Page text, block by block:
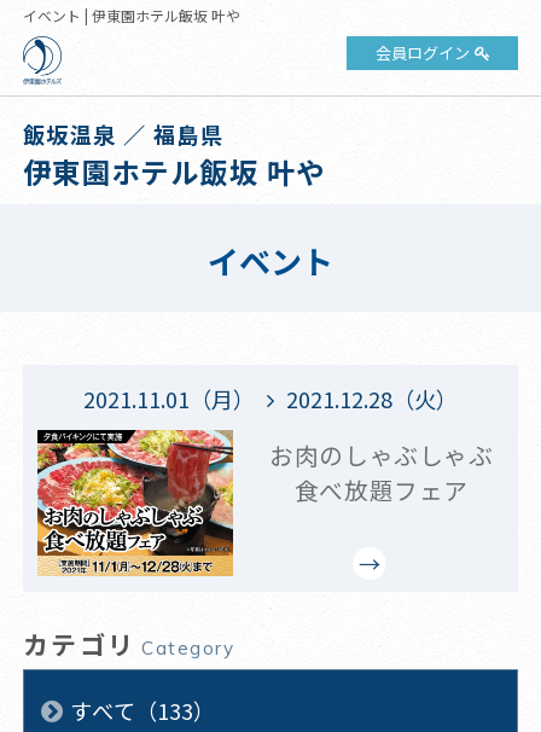
イベント | 伊東園ホテル飯坂 叶や
会員ログイン
飯坂温泉 ／ 福島県
伊東園ホテル飯坂 叶や
イベント
2021.11.01（月） 2021.12.28（火）
お肉のしゃぶしゃぶ
食べ放題フェア
カテゴリ Category
すべて（133）